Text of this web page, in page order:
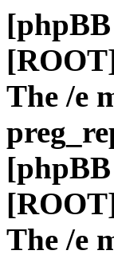
The /e
The /e